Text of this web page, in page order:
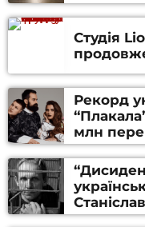
Студія
Рекорд
млн